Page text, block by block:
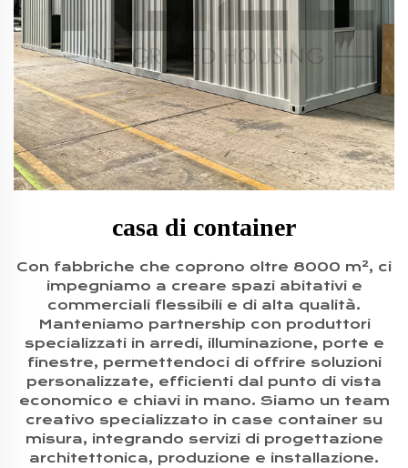
casa di container
Con fabbriche che coprono oltre 8000 m², ci
impegniamo a creare spazi abitativi e
commerciali flessibili e di alta qualità.
Manteniamo partnership con produttori
specializzati in arredi, illuminazione, porte e
finestre, permettendoci di offrire soluzioni
personalizzate, efficienti dal punto di vista
economico e chiavi in mano. Siamo un team
creativo specializzato in case container su
misura, integrando servizi di progettazione
architettonica, produzione e installazione.